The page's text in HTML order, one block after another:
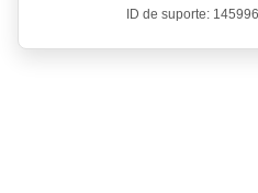
ID de suporte: